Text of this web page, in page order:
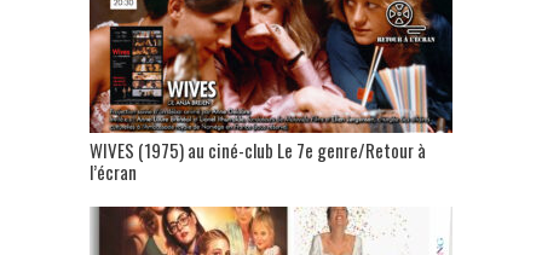
WIVES (1975) au ciné-club Le 7e genre/Retour à
l’écran